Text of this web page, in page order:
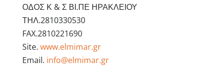
ΟΔΟΣ Κ & Σ ΒΙ.ΠΕ ΗΡΑΚΛΕΙΟΥ
ΤΗΛ.2810330530
FAX.2810221690
Site. www.elmimar.gr
Email. info@elmimar.gr